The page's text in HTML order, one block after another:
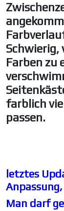
Schwierig,
Farben zu
farblich
passen.
letztes
Man darf